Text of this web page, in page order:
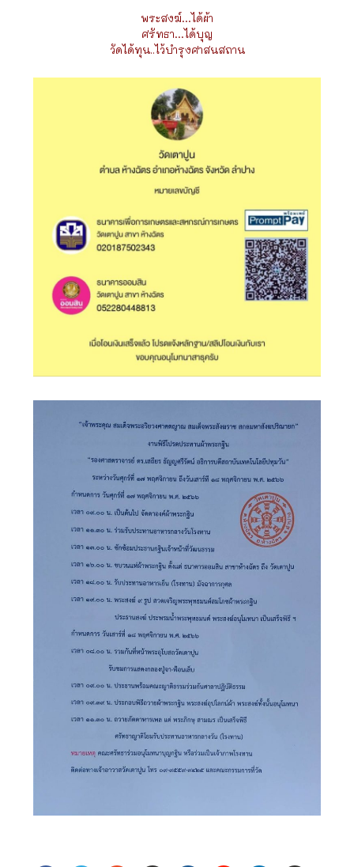
พระสงฆ์…ได้ผ้า
ศรัทธา…ได้บุญ
วัดได้ทุน..ไว้บำรุงศาสนสถาน